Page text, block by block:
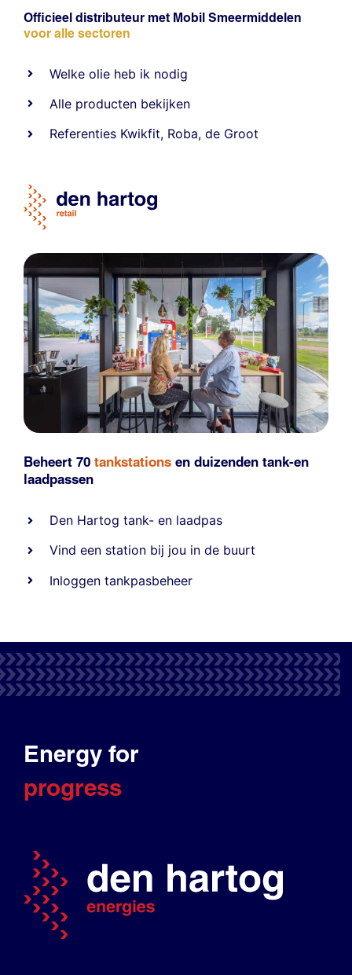
Officieel distributeur met Mobil Smeermiddelen
voor alle sectoren
Welke olie heb ik nodig
Alle producten bekijken
Referenties Kwikfit, Roba,de Groot
Beheert 70 tankstations en duizenden tank-en
laadpassen
Den Hartog tank- en laadpas
Vind een station bij jou in de buurt
Inloggen tankpasbeheer
Energy for
progress